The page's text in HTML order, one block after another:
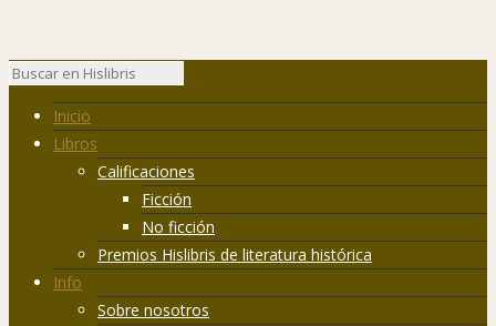
Inicio
Libros
Calificaciones
Ficción
No ficción
Premios Hislibris de literatura histórica
Info
Sobre nosotros